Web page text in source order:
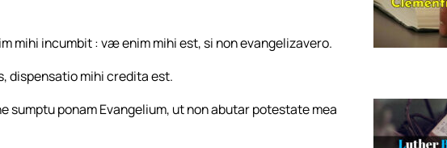
mihi incumbit : væ enim mihi est, si non evangelizavero.
dispensatio mihi credita est.
ponam Evangelium, ut non abutar potestate mea